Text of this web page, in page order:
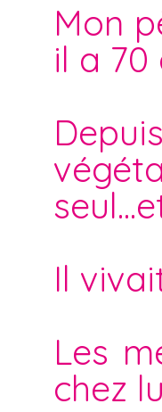
Mon
il a 70
Il
Les
chez